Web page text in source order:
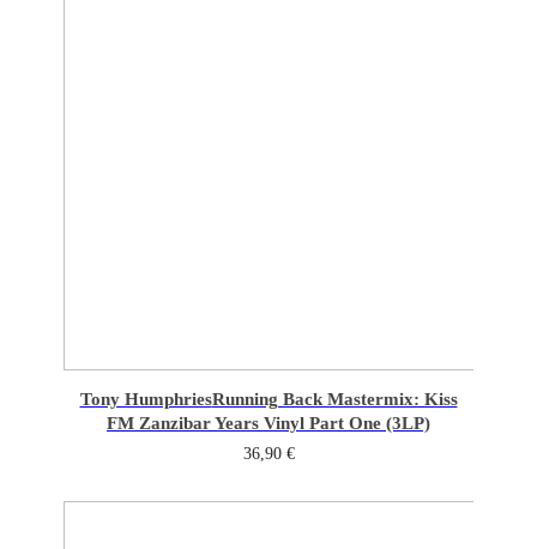
Tony HumphriesRunning Back Mastermix: Kiss
FM Zanzibar Years Vinyl Part One (3LP)
36,90 €